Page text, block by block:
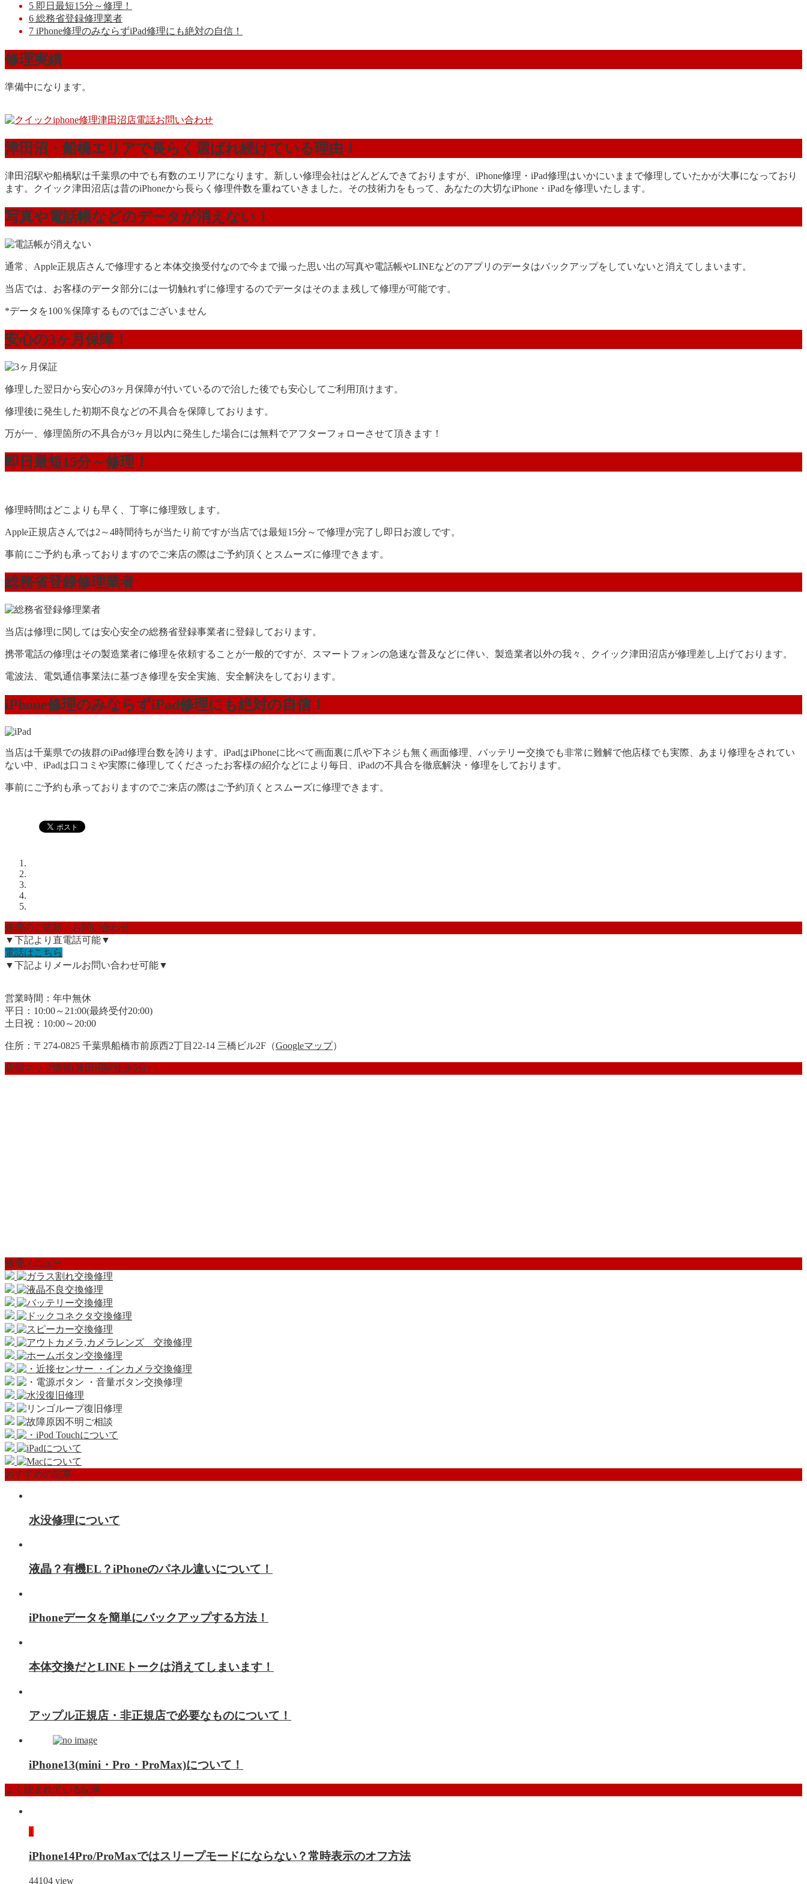
5 即日最短15分～修理！
6 総務省登録修理業者
7 iPhone修理のみならずiPad修理にも絶対の自信！
修理実績
準備中になります。
津田沼・船橋エリアで長らく選ばれ続けている理由！
津田沼駅や船橋駅は千葉県の中でも有数のエリアになります。新しい修理会社はどんどんできておりますが、iPhone修理・iPad修理はいかにいままで修理していたかが大事になっており
ます。クイック津田沼店は昔のiPhoneから長らく修理件数を重ねていきました。その技術力をもって、あなたの大切なiPhone・iPadを修理いたします。
写真や電話帳などのデータが消えない！
通常、Apple正規店さんで修理すると本体交換受付なので今まで撮った思い出の写真や電話帳やLINEなどのアプリのデータはバックアップをしていないと消えてしまいます。
当店では、お客様のデータ部分には一切触れずに修理するのでデータはそのまま残して修理が可能です。
*データを100％保障するものではございません
安心の3ヶ月保障！
修理した翌日から安心の3ヶ月保障が付いているので治した後でも安心してご利用頂けます。
修理後に発生した初期不良などの不具合を保障しております。
万が一、修理箇所の不具合が3ヶ月以内に発生した場合には無料でアフターフォローさせて頂きます！
即日最短15分～修理！
修理時間はどこよりも早く、丁寧に修理致します。
Apple正規店さんでは2～4時間待ちが当たり前ですが当店では最短15分～で修理が完了し即日お渡しです。
事前にご予約も承っておりますのでご来店の際はご予約頂くとスムーズに修理できます。
総務省登録修理業者
当店は修理に関しては安心安全の総務省登録事業者に登録しております。
携帯電話の修理はその製造業者に修理を依頼することが一般的ですが、スマートフォンの急速な普及などに伴い、製造業者以外の我々、クイック津田沼店が修理差し上げております。
電波法、電気通信事業法に基づき修理を安全実施、安全解決をしております。
iPhone修理のみならずiPad修理にも絶対の自信！
当店は千葉県での抜群のiPad修理台数を誇ります。iPadはiPhoneに比べて画面裏に爪や下ネジも無く画面修理、バッテリー交換でも非常に難解で他店様でも実際、あまり修理をされてい
ない中、iPadは口コミや実際に修理してくださったお客様の紹介などにより毎日、iPadの不具合を徹底解決・修理をしております。
事前にご予約も承っておりますのでご来店の際はご予約頂くとスムーズに修理できます。
修理のご依頼・お問い合わせ
▼下記より直電話可能▼
電話はこちら
▼下記よりメールお問い合わせ可能▼
営業時間：年中無休
平日：10:00～21:00(最終受付20:00)
土日祝：10:00～20:00
住所：〒274-0825 千葉県船橋市前原西2丁目22-14 三橋ビル2F（Googleマップ）
店舗マップ情報(津田沼駅徒歩5分)
修理メニュー
おすすめの記事
水没修理について
液晶？有機EL？iPhoneのパネル違いについて！
iPhoneデータを簡単にバックアップする方法！
本体交換だとLINEトークは消えてしまいます！
アップル正規店・非正規店で必要なものについて！
iPhone13(mini・Pro・ProMax)について！
よく読まれている記事
1
iPhone14Pro/ProMaxではスリープモードにならない？常時表示のオフ方法
44104 view